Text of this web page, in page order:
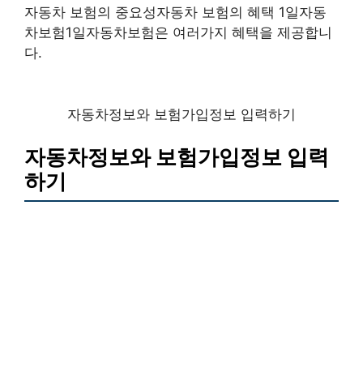
자동차 보험의 중요성자동차 보험의 혜택 1일자동
차보험1일자동차보험은 여러가지 혜택을 제공합니
다.
자동차정보와 보험가입정보 입력하기
자동차정보와 보험가입정보 입력
하기